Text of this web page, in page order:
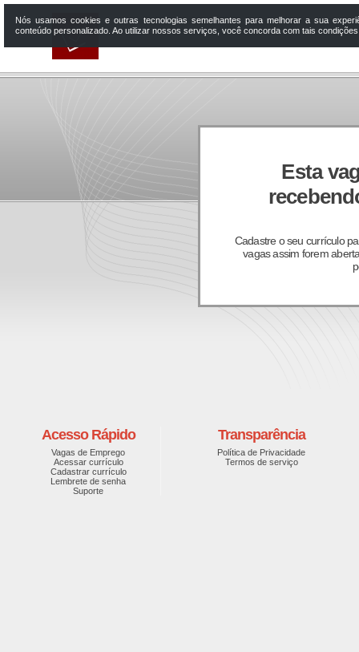
Esta
Cadastre o seu currículo
vagas assim forem
Acesso Rápido
Vagas de Emprego
Acessar currículo
Cadastrar currículo
Lembrete de senha
Suporte
Transparência
Política de Privacidade
Termos de serviço
Nós usamos cookies e outras tecnologias semelhantes para melhorar a sua
conteúdo personalizado. Ao utilizar nossos serviços, você concorda com tais